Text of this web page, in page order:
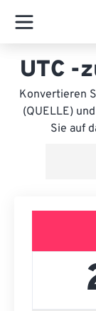
UTC -
Konvertieren
(QUELLE)
Sie auf